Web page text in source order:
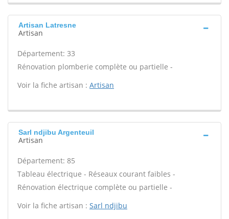
Artisan Latresne
Artisan
Département: 33
Rénovation plomberie complète ou partielle -
Voir la fiche artisan : Artisan
Sarl ndjibu Argenteuil
Artisan
Département: 85
Tableau électrique - Réseaux courant faibles -
Rénovation électrique complète ou partielle -
Voir la fiche artisan : Sarl ndjibu